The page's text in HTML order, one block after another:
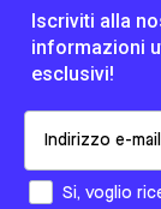
Iscriviti alla
informazioni
esclusivi!
ComeSi, voglio